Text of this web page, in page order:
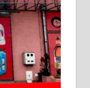
058
са Б